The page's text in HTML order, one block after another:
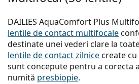
DAILIES AquaComfort Plus
lentile de contact multifocale
destinate unei vederi clare la
lentile de contact zilnicecreate
sunt concepute pentru a corecta
numită presbiopie.